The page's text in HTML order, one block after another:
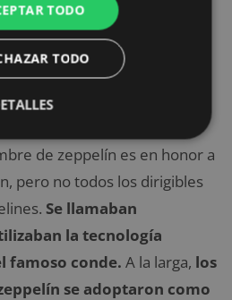
es lo
zeppelines?
de zeppelín es en honor a
pero no todos los dirigibles
Se llamaban
la tecnología
famoso conde. A la larga, los
se adoptaron como
TODO
TODO